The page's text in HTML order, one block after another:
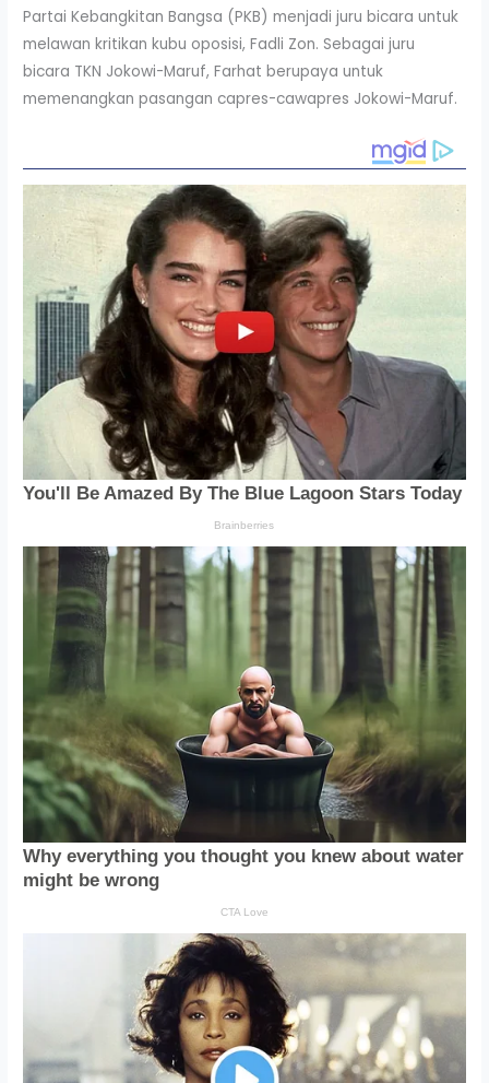
Partai Kebangkitan Bangsa (PKB) menjadi juru bicara untuk
melawan kritikan kubu oposisi, Fadli Zon. Sebagai juru
bicara TKN Jokowi-Maruf, Farhat berupaya untuk
memenangkan pasangan capres-cawapres Jokowi-Maruf.